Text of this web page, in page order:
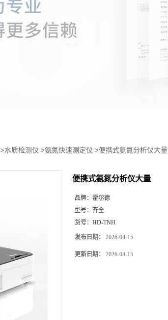
>水质检测仪 >氨氮快速测定仪 >便携式氨氮分析仪大量
便携式氨氮分析仪大量
品牌： 霍尔德
型号： 齐全
货号： HD-TNH
发布日期： 2026-04-15
更新日期： 2026-04-15